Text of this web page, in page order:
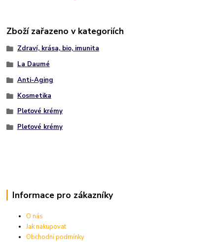
Zboží zařazeno v kategoriích
Zdraví, krása, bio, imunita
La Daumé
Anti-Aging
Kosmetika
Pleťové krémy
Pleťové krémy
Informace pro zákazníky
O nás
Jak nakupovat
Obchodní podmínky